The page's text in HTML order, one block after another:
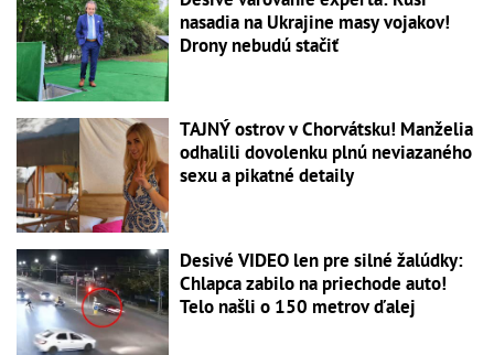
nasadia na Ukrajine masy vojakov!
Drony nebudú stačiť
TAJNÝ ostrov v Chorvátsku! Manželia
odhalili dovolenku plnú neviazaného
sexu a pikatné detaily
Desivé VIDEO len pre silné žalúdky:
Chlapca zabilo na priechode auto!
Telo našli o 150 metrov ďalej